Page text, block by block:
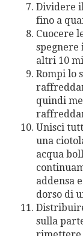
Dividere
fino a
Cuocere
spegnere
altri 10
Rompi lo
quindi
Unisci
una
acqua
addensa
dorso di
sulla